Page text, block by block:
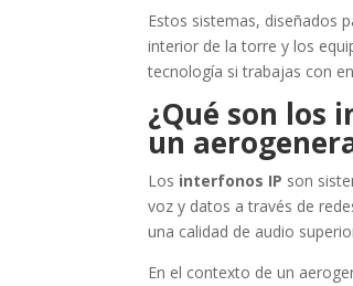
Estos sistemas, diseñados
interior de la torre y los
tecnología si trabajas con
¿Qué son los
un
Los interfonos IP son
voz y datos a través de
una calidad de audio
En el contexto de un